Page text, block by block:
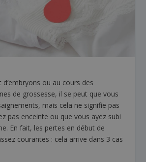
ou au cours des
de grossesse, il se peut que vous
mais cela ne signifie pas
pas enceinte ou que vous ayez subi
En fait, les pertes en début de
courantes : cela arrive dans 3 cas